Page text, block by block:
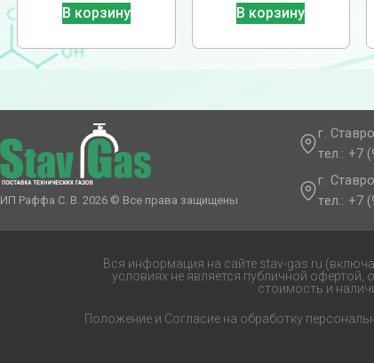
В корзину В корзину
ИП Раффа С. В. 2026 © Все права защищены
г.
тел.: +7
г.
тел.: +7
Вся информация на сайте stav-gas.ru
условиях не является публичной
стоимость и
Положение и Согласие на обработку